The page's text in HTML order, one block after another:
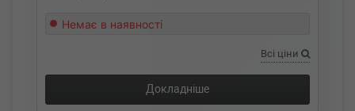
Немає в наявності
Всі ціни
Докладніше